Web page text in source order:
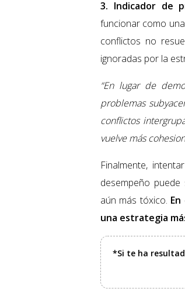
3. Indicador de
funcionar como
conflictos no
ignoradas por la
“En lugar de
problemas
conflictos
vuelve más
Finalmente,
desempeño
aún más tóxico.
una estrategia
*Si te ha